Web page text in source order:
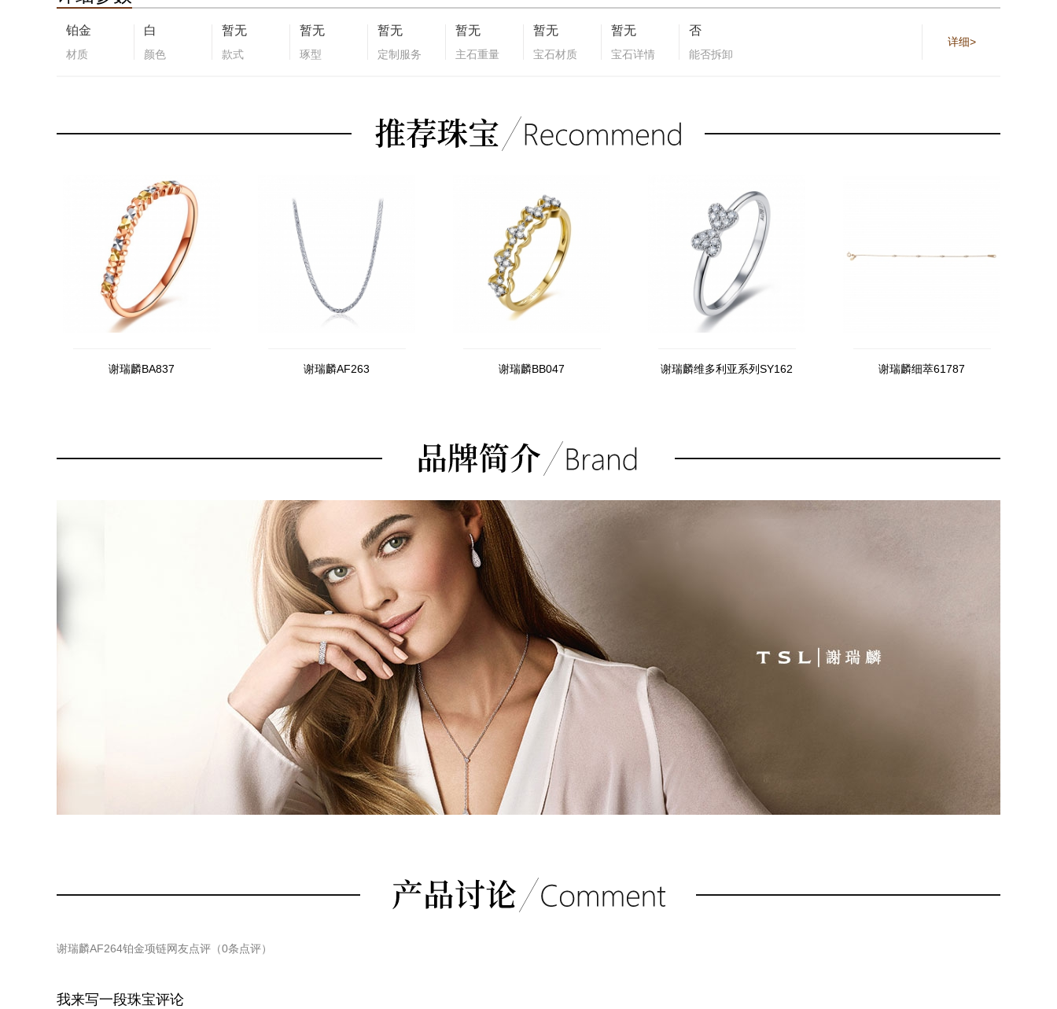
铂金
材质
白
颜色
暂无
款式
暂无
琢型
暂无
定制服务
暂无
主石重量
暂无
宝石材质
暂无
宝石详情
否
能否拆卸
详细>
谢瑞麟BA837 谢瑞麟AF263 谢瑞麟BB047 谢瑞麟维多利亚系列SY162 谢瑞麟细萃61787
谢瑞麟AF264铂金项链网友点评（0条点评）
我来写一段珠宝评论